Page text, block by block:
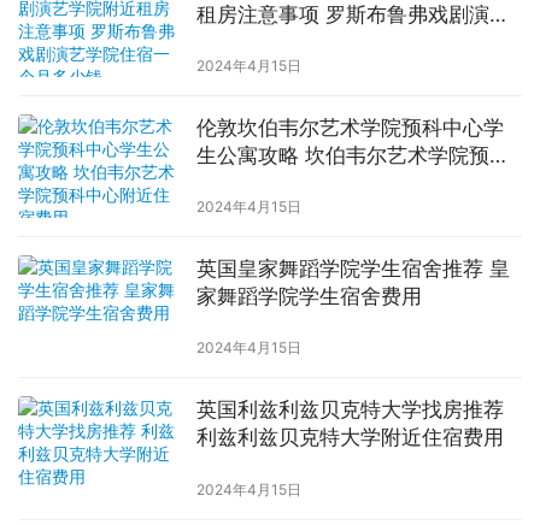
租房注意事项 罗斯布鲁弗戏剧演艺
2024年4月15日
伦敦坎伯韦尔艺术学院预科中心学
生公寓攻略 坎伯韦尔艺术学院预科
2024年4月15日
英国皇家舞蹈学院学生宿舍推荐 皇
家舞蹈学院学生宿舍费用
2024年4月15日
英国利兹利兹贝克特大学找房推荐
利兹利兹贝克特大学附近住宿费用
2024年4月15日